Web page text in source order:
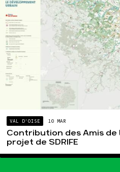
VAL D'OISE 10 MAR
Contribution des Amis de
projet de SDRIFE